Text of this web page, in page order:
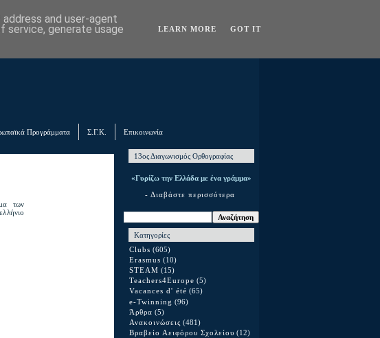
Προγράμματα Σ.Γ.Κ. Επικοινωνία
13ος Διαγωνισμός Ορθογραφίας
«Γυρίζω την Ελλάδα με ένα γράμμα»
- Διαβάστε περισσότερα
Κατηγορίες
Clubs (605)
Erasmus (10)
STEAM (15)
Teachers4Europe (5)
Vacances d' été (65)
e-Twinning (96)
Άρθρα (5)
Ανακοινώσεις (481)
Βραβείο Αειφόρου Σχολείου (12)
and user-agent
service, generate usage LEARN MORE GOT IT